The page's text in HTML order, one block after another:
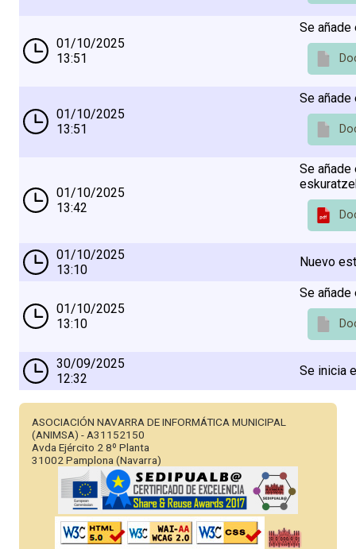
01/10/2025
13:51
Se
01/10/2025
13:51
Se
01/10/2025
13:42
Se
01/10/2025
13:10
Nuevo
01/10/2025
13:10
Se
30/09/2025
12:32
Se inicia
ASOCIACIÓN NAVARRA DE INFORMÁTICA MUNICIPAL
(ANIMSA) - A31152150
Avda Ejército 2 8º Planta
31002 Pamplona (Navarra)